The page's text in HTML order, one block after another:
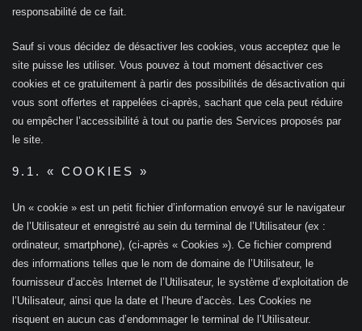
responsabilité de ce fait.
Sauf si vous décidez de désactiver les cookies, vous acceptez que le
site puisse les utiliser. Vous pouvez à tout moment désactiver ces
cookies et ce gratuitement à partir des possibilités de désactivation qui
vous sont offertes et rappelées ci-après, sachant que cela peut réduire
ou empêcher l’accessibilité à tout ou partie des Services proposés par
le site.
9.1. « COOKIES »
Un « cookie » est un petit fichier d’information envoyé sur le navigateur
de l’Utilisateur et enregistré au sein du terminal de l’Utilisateur (ex :
ordinateur, smartphone), (ci-après « Cookies »). Ce fichier comprend
des informations telles que le nom de domaine de l’Utilisateur, le
fournisseur d’accès Internet de l’Utilisateur, le système d’exploitation de
l’Utilisateur, ainsi que la date et l’heure d’accès. Les Cookies ne
risquent en aucun cas d’endommager le terminal de l’Utilisateur.